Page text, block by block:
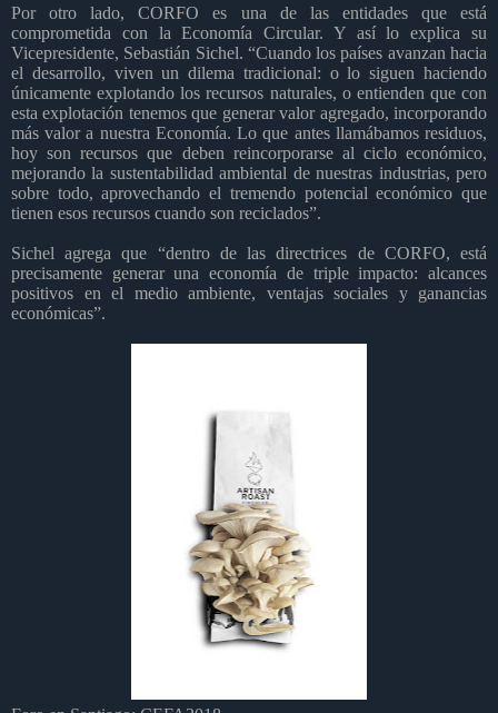
Por otro lado, CORFO es una de las entidades que está
comprometida con la Economía Circular. Y así lo explica su
Vicepresidente, Sebastián Sichel. “Cuando los países avanzan hacia
el desarrollo, viven un dilema tradicional: o lo siguen haciendo
únicamente explotando los recursos naturales, o entienden que con
esta explotación tenemos que generar valor agregado, incorporando
más valor a nuestra Economía. Lo que antes llamábamos residuos,
hoy son recursos que deben reincorporarse al ciclo económico,
mejorando la sustentabilidad ambiental de nuestras industrias, pero
sobre todo, aprovechando el tremendo potencial económico que
tienen esos recursos cuando son reciclados”.
Sichel agrega que “dentro de las directrices de CORFO, está
precisamente generar una economía de triple impacto: alcances
positivos en el medio ambiente, ventajas sociales y ganancias
económicas”.